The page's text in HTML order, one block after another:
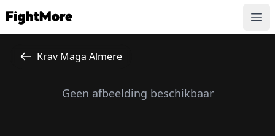
FightMore
Krav Maga Almere
Geen afbeelding beschikbaar